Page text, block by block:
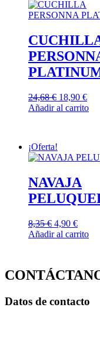
24,68€ El
precio
18,90 €El
Añadir al carrito
¡Oferta!
NAVAJA
8,35€ El
precio
4,90 €El
precio
Añadir al carrito
Datos de contacto